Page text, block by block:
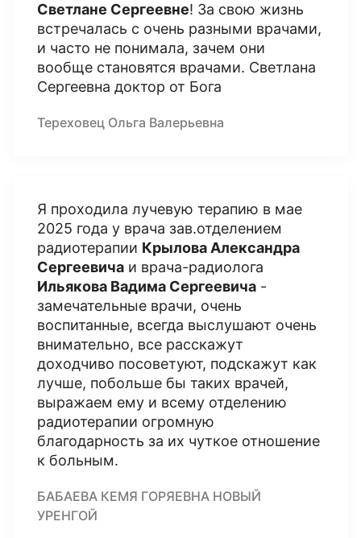
Светлане Сергеевне! За свою жизнь
встречалась с очень разными врачами,
и часто не понимала, зачем они
вообще становятся врачами. Светлана
Сергеевна доктор от Бога
Тереховец Ольга Валерьевна
Я проходила лучевую терапию в мае
2025 года у врача зав.отделением
радиотерапии Крылова Александра
Сергеевича и врача-радиолога
Ильякова Вадима Сергеевича -
замечательные врачи, очень
воспитанные, всегда выслушают очень
внимательно, все расскажут
доходчиво посоветуют, подскажут как
лучше, побольше бы таких врачей,
выражаем ему и всему отделению
радиотерапии огромную
благодарность за их чуткое отношение
к больным.
БАБАЕВА КЕМЯ ГОРЯЕВНА НОВЫЙ
УРЕНГОЙ